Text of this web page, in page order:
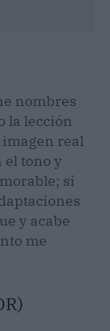
nombres
la lección
imagen real
el tono y
si
y acabe
me